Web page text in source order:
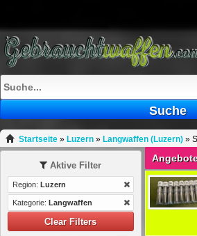
Suche
Startseite» Luzern» Langwaffen (Luzern)»
Aktive Filter
Region: Luzern
Kategorie: Langwaffen
Clear Filters